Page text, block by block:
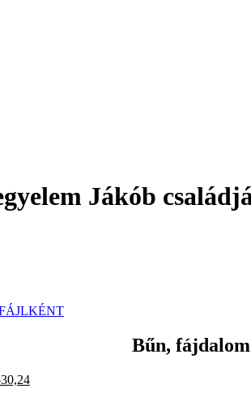
Jákób
Bűn,
2000.